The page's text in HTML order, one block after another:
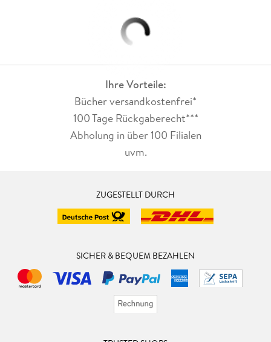
Ihre Vorteile:
Bücher versandkostenfrei*
100 Tage Rückgaberecht***
Abholung in über 100 Filialen
uvm.
ZUGESTELLT DURCH
SICHER & BEQUEM BEZAHLEN